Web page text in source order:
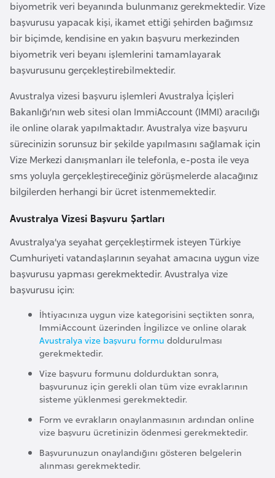
biyometrik veri beyanında bulunmanız gerekmektedir. Vize
başvurusu yapacak kişi, ikamet ettiği şehirden bağımsız
bir biçimde, kendisine en yakın başvuru merkezinden
biyometrik veri beyanı işlemlerini tamamlayarak
başvurusunu gerçekleştirebilmektedir.
Avustralya vizesi başvuru işlemleri Avustralya İçişleri
Bakanlığı’nın web sitesi olan ImmiAccount (IMMI) aracılığı
ile online olarak yapılmaktadır. Avustralya vize başvuru
sürecinizin sorunsuz bir şekilde yapılmasını sağlamak için
Vize Merkezi danışmanları ile telefonla, e-posta ile veya
sms yoluyla gerçekleştireceğiniz görüşmelerde alacağınız
bilgilerden herhangi bir ücret istenmemektedir.
Avustralya Vizesi Başvuru Şartları
Avustralya’ya seyahat gerçekleştirmek isteyen Türkiye
Cumhuriyeti vatandaşlarının seyahat amacına uygun vize
başvurusu yapması gerekmektedir. Avustralya vize
başvurusu için:
İhtiyacınıza uygun vize kategorisini seçtikten sonra,
ImmiAccount üzerinden İngilizce ve online olarak
Avustralya vize başvuru formu doldurulması
gerekmektedir.
Vize başvuru formunu doldurduktan sonra,
başvurunuz için gerekli olan tüm vize evraklarının
sisteme yüklenmesi gerekmektedir.
Form ve evrakların onaylanmasının ardından online
vize başvuru ücretinizin ödenmesi gerekmektedir.
Başvurunuzun onaylandığını gösteren belgelerin
alınması gerekmektedir.
B
a
n
g
l
d
e
ş
B
e
a